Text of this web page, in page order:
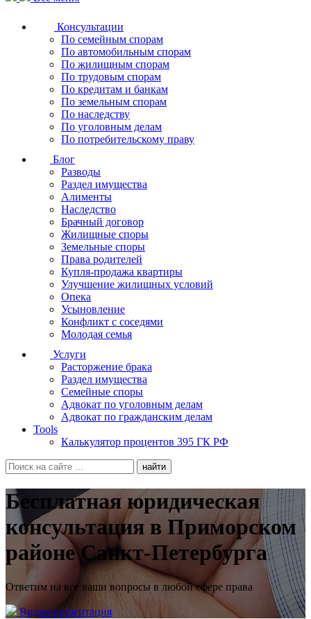
Консультации
По семейным спорам
По автомобильным спорам
По жилищным спорам
По трудовым спорам
По кредитам и банкам
По земельным спорам
По наследству
По уголовным делам
По потребительскому праву
Блог
Разводы
Раздел имущества
Алименты
Наследство
Брачный договор
Жилищные споры
Земельные споры
Права родителей
Купля-продажа квартиры
Улучшение жилищных условий
Опека
Усыновление
Конфликт с соседями
Молодая семья
Услуги
Расторжение брака
Раздел имущества
Семейные споры
Адвокат по уголовным делам
Адвокат по гражданским делам
Tools
Калькулятор процентов 395 ГК РФ
Бесплатная юридическая
консультация в Приморском
районе Санкт-Петербурга
Ответим на все ваши вопросы в любой сфере права
Видео-презентация